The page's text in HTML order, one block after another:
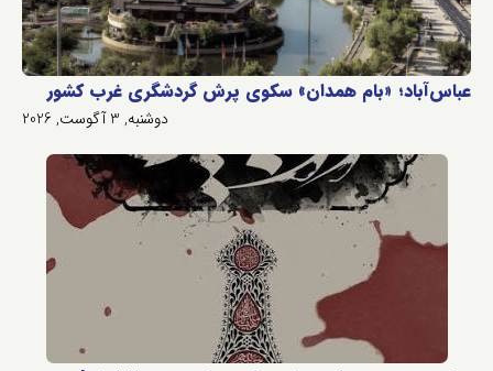
عباس‌آباد؛ «بام همدان» سکوی پرش گردشگری غرب کشور
دوشنبه, 3 آگوست, 2026